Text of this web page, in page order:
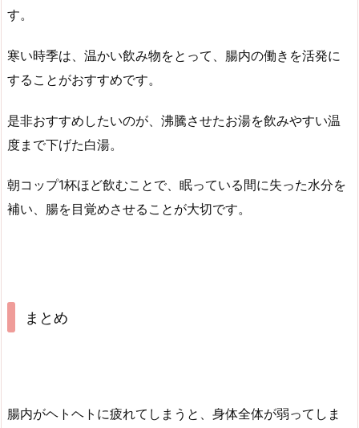
す。
寒い時季は、温かい飲み物をとって、腸内の働きを活発に
することがおすすめです。
是非おすすめしたいのが、沸騰させたお湯を飲みやすい温
度まで下げた白湯。
朝コップ1杯ほど飲むことで、眠っている間に失った水分を
補い、腸を目覚めさせることが大切です。
まとめ
腸内がヘトヘトに疲れてしまうと、身体全体が弱ってしま